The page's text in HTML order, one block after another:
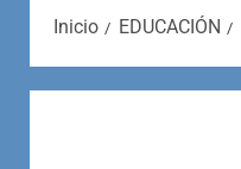
Inicio EDUCACIÓN